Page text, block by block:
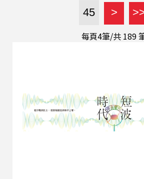
梅調劇藝坊 及 大漢玉集劇藝團藝術總監
十：黃梅調經典劇《梁祝》迴響公演」 地點
市藝文中心演藝廳板橋區莊敬路62號 演出團
目最佳男主角的女性，寫下台灣影
實早在 1960 年代，就有一位以
角風靡全台，更讓金馬獎...
45 >
每頁4筆/共 189